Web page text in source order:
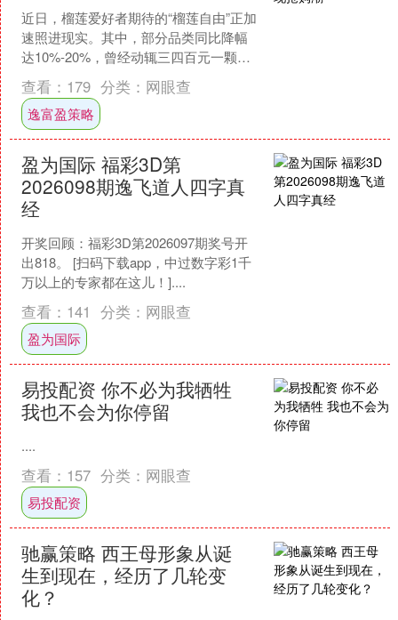
近日，榴莲爱好者期待的“榴莲自由”正加
速照进现实。其中，部分品类同比降幅
达10%-20%，曾经动辄三四百元一颗的
榴莲，如今百元内即可拿下。 北京新发
地公布数据显....
查看： 179 分类： 网眼查
逸富盈策略
盈为国际 福彩3D第
2026098期逸飞道人四字真
经
开奖回顾：福彩3D第2026097期奖号开
出818。 [扫码下载app，中过数字彩1千
万以上的专家都在这儿！]....
查看： 141 分类： 网眼查
盈为国际
易投配资 你不必为我牺牲
我也不会为你停留
....
查看： 157 分类： 网眼查
易投配资
驰赢策略 西王母形象从诞
生到现在，经历了几轮变
化？